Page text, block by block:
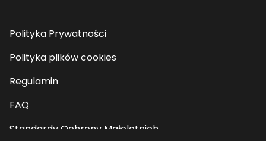
Polityka Prywatności
Polityka plików cookies
Regulamin
FAQ
Standardy Ochrony Małoletnich